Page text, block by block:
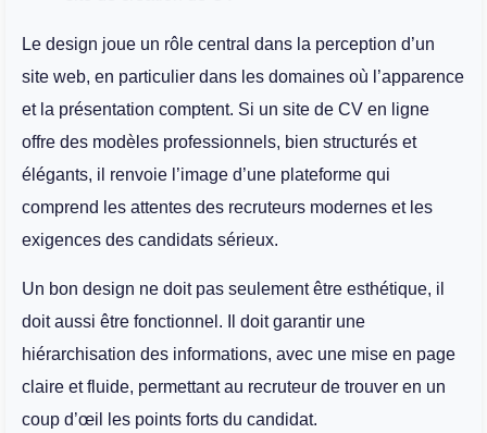
Le design joue un rôle central dans la perception d’un
site web, en particulier dans les domaines où l’apparence
et la présentation comptent. Si un site de CV en ligne
offre des modèles professionnels, bien structurés et
élégants, il renvoie l’image d’une plateforme qui
comprend les attentes des recruteurs modernes et les
exigences des candidats sérieux.
Un bon design ne doit pas seulement être esthétique, il
doit aussi être fonctionnel. Il doit garantir une
hiérarchisation des informations, avec une mise en page
claire et fluide, permettant au recruteur de trouver en un
coup d’œil les points forts du candidat.